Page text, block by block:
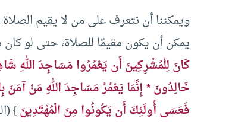
ويمكننا أن نتعرف على من لا يقيم
يمكن أن يكون مقيمًا للصلاة، حتى لو كان
كَانَ لِلْمُشْرِكِينَ أَن يَعْمُرُوا مَسَاجِدَ اللهِ
خَالِدُونَ * إِنَّمَا يَعْمُرُ مَسَاجِدَ اللهِ مَنْ آمَنَ
فَعَسَى أُولَئِكَ أَن يَكُونُوا مِنَ الْمُهْتَدِينَ}